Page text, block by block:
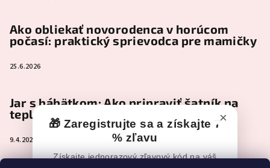
×
🎁 Zaregistrujte sa a získajte 7
% zľavu
Získajte jednorazový zľavový kód na váš
Ako obliekať novorodenca v horúcom
počasí: praktický sprievodca pre mamičky
25.6.2026
Jar s bábätkom: Ako pripraviť šatník na
teplejšie dni
9.4.2026